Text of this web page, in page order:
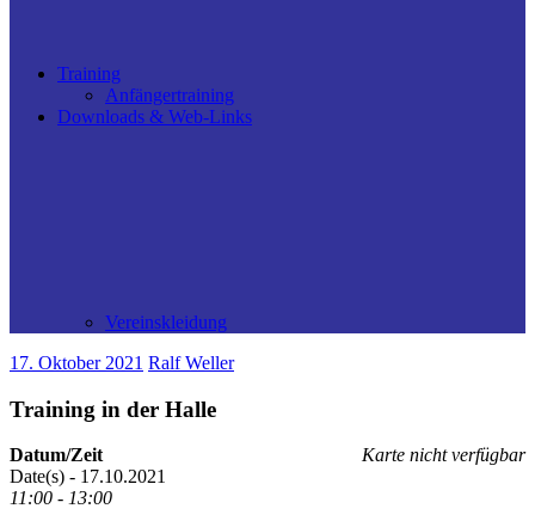
Training
Anfängertraining
Downloads & Web-Links
Vereinskleidung
17. Oktober 2021 Ralf Weller
Training in der Halle
Karte nicht verfügbar
Datum/Zeit
Date(s) - 17.10.2021
11:00 - 13:00